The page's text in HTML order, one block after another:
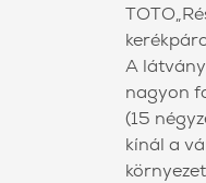
A
nagyon
(15
kínál a